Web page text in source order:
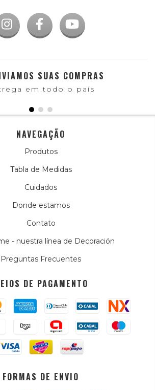
SUAS COMPRAS
em todo o país
NAVEGAÇÃO
Produtos
Tabla de Medidas
Cuidados
Donde estamos
Contato
- nuestra línea de Decoración
Preguntas Frecuentes
DE PAGAMENTO
FORMAS DE ENVIO